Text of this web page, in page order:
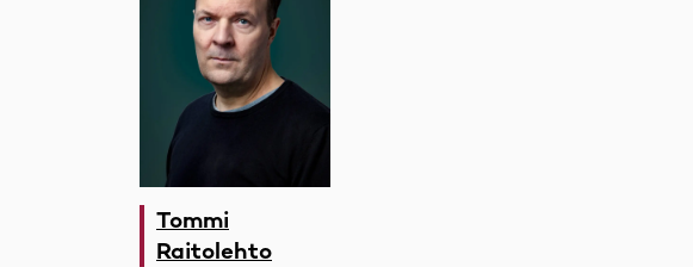
Tommi
Raitolehto